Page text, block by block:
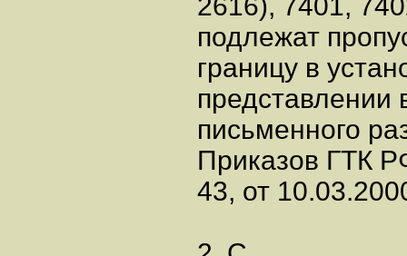
подлежат
границу в
представлении
письменного
Приказов ГТК
43, от